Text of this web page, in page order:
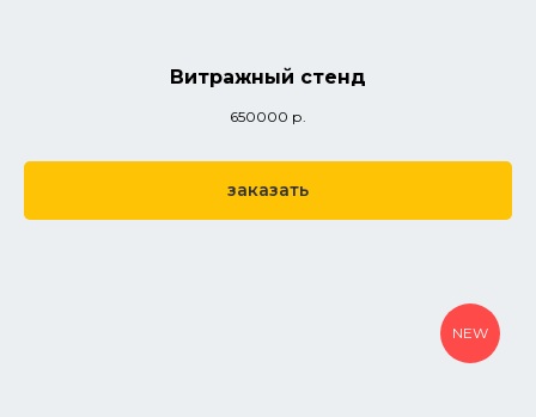
Витражный стенд
650000 р.
заказать
NEW